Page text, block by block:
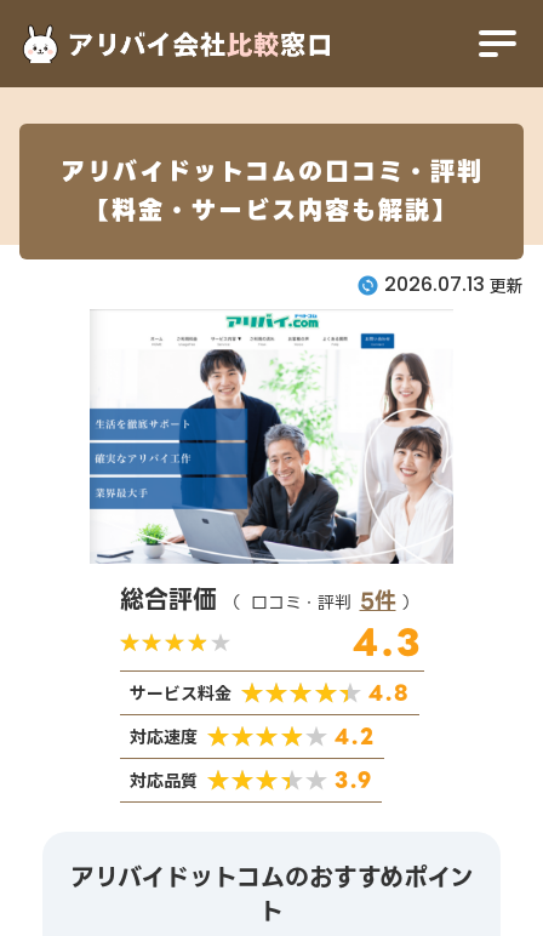
アリバイ会社比較窓口 アリバイ会社一覧 アリバイドットコムの口コミ・評判【料
アリバイドットコムの口コミ・評判
【料金・サービス内容も解説】
2026.07.13 更新
総合評価 （ 口コミ・評判 5件 ）
4.3
サービス料金 4.8
対応速度 4.2
対応品質 3.9
アリバイドットコムのおすすめポイン
ト